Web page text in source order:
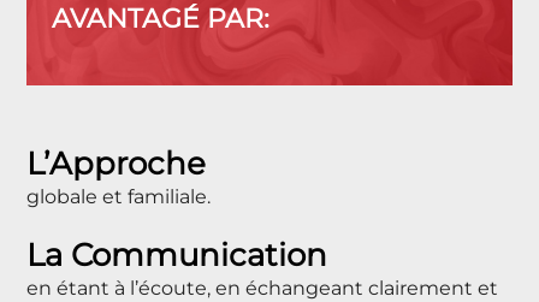
AVANTAGÉ PAR:
L’Approche
globale et familiale.
La Communication
en étant à l’écoute, en échangeant clairement et